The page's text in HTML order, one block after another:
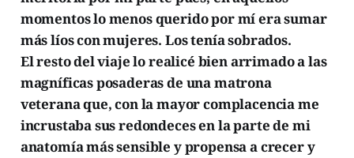
momentos lo menos querido por mí era sumar
más líos con mujeres. Los tenía sobrados.
El resto del viaje lo realicé bien arrimado a las
magníficas posaderas de una matrona
veterana que, con la mayor complacencia me
incrustaba sus redondeces en la parte de mi
anatomía más sensible y propensa a crecer y